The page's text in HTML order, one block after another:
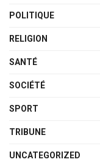
POLITIQUE
RELIGION
SANTÉ
SOCIÉTÉ
SPORT
TRIBUNE
UNCATEGORIZED